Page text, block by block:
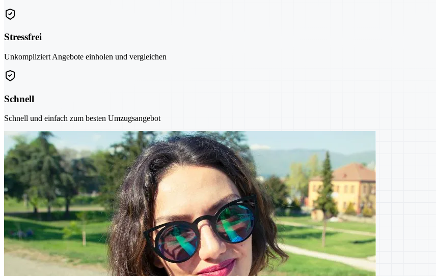
Stressfrei
Unkompliziert Angebote einholen und vergleichen
Schnell
Schnell und einfach zum besten Umzugsangebot